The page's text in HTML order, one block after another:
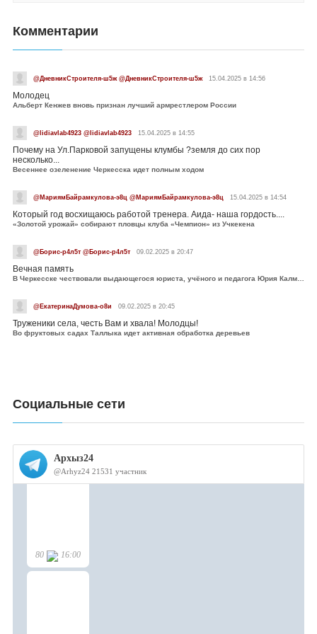
Комментарии
@ДневникСтроителя-ш5ж @ДневникСтроителя-ш5ж 15.04.2025 в 14:56
Молодец
Альберт Кенжев вновь признан лучший армрестлером России
@lidiavlab4923 @lidiavlab4923 15.04.2025 в 14:55
Почему на Ул.Парковой запущены клумбы ?земля до сих пор
несколько...
Весеннее озеленение Черкесска идет полным ходом
@МариямБайрамкулова-э8ц @МариямБайрамкулова-э8ц 15.04.2025 в 14:54
Который год восхищаюсь работой тренера. Аида- наша гордость....
«Золотой урожай» собирают пловцы клуба «Чемпион» из Учкекена
@Борис-р4л5т @Борис-р4л5т 09.02.2025 в 20:47
Вечная память
В Черкесске чествовали выдающегося юриста, учёного и педагога Юрия Калмыкова
@ЕкатеринаДумова-о8и 09.02.2025 в 20:45
Труженики села, честь Вам и хвала! Молодцы!
Во фруктовых садах Таллыка идет активная обработка деревьев
Социальные сети